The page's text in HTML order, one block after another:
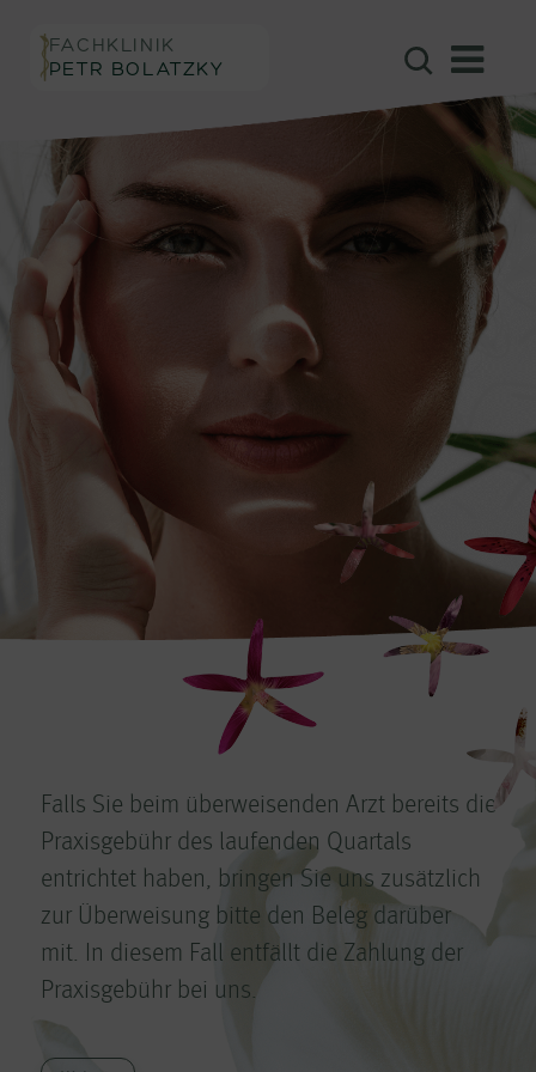
FACHKLINIK
PETR BOLATZKY
Falls Sie beim überweisenden Arzt bereits die
Praxisgebühr des laufenden Quartals
entrichtet haben, bringen Sie uns zusätzlich
zur Überweisung bitte den Beleg darüber
mit. In diesem Fall entfällt die Zahlung der
Praxisgebühr bei uns.